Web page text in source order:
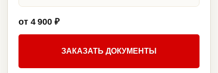
от 4 900 ₽
ЗАКАЗАТЬ ДОКУМЕНТЫ